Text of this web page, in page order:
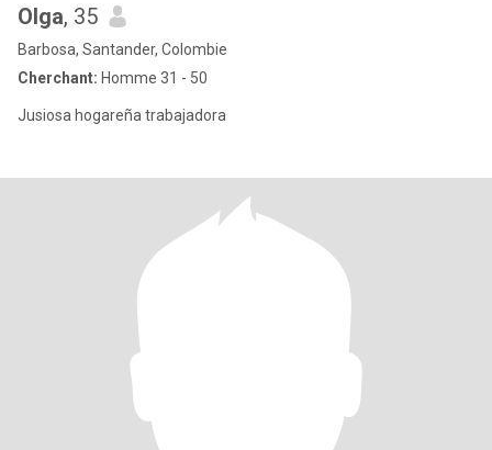
Olga, 35
Barbosa, Santander, Colombie
Cherchant: Homme 31 - 50
Jusiosa hogareña trabajadora